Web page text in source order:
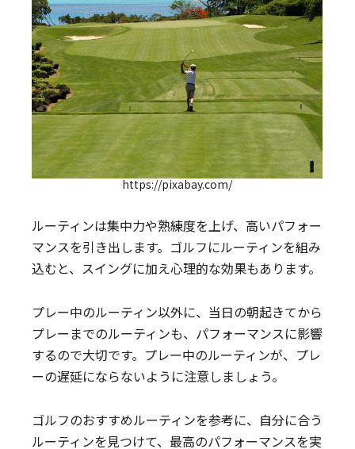
https://pixabay.com/
ルーティンは集中力や熟練度を上げ、高いパフォー
マンスを引き出します。ゴルフにルーティンを組み
込むと、スイングに加え心理的な効果もあります。
プレー中のルーティン以外に、当日の朝起きてから
プレーまでのルーティンも、パフォーマンスに影響
するので大切です。プレー中のルーティンが、プレ
ーの遅延にならないように注意しましょう。
ゴルフのおすすめルーティンを参考に、自分に合う
ルーティンを見つけて、最高のパフォーマンスを実